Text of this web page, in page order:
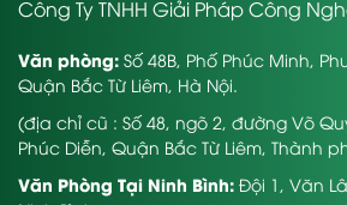
Công Ty TNHH Giải Pháp Công
Văn phòng: Số 48B, Phố Phúc Minh,
Quận Bắc Từ Liêm, Hà Nội.
(địa chỉ cũ : Số 48, ngõ 2, đường Võ
Phúc Diễn, Quận Bắc Từ Liêm, Thành
Văn Phòng Tại Ninh Bình: Đội 1, Văn